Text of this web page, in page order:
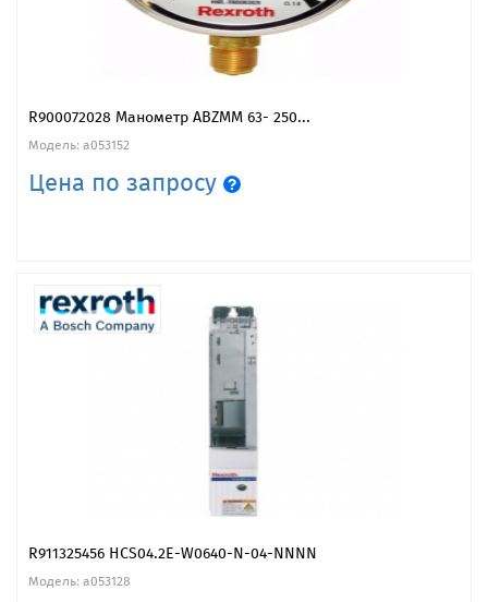
R900072028 Манометр ABZMM 63- 250...
Модель: a053152
Цена по запросу
R911325456 HCS04.2E-W0640-N-04-NNNN
Модель: a053128